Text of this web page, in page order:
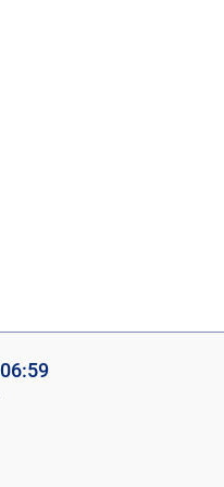
06:59